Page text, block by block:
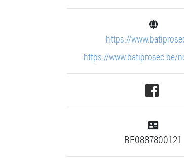
https://
https://www.batiprosec.be/
BE0887800121